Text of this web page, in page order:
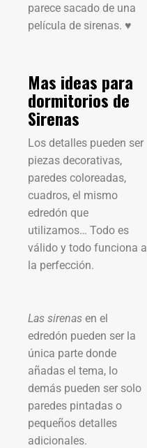
parece sacado de una
película de sirenas. ♥
Mas ideas para
dormitorios de
Sirenas
Los detalles pueden ser
piezas decorativas,
paredes coloreadas,
cuadros, el mismo
edredón que
utilizamos… Todo es
válido y todo funciona a
la perfección.
Las sirenas en el
edredón pueden ser la
única parte donde
añadas el tema, lo
demás pueden ser solo
paredes pintadas o
pequeños detalles
adicionales.